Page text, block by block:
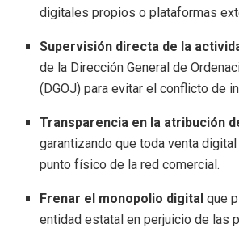
digitales propios o plataformas
Supervisión directa de la
de la Dirección General de
(DGOJ) para evitar el conflicto de
Transparencia en la atribución
garantizando que toda venta
punto físico de la red comercial.
Frenar el monopolio digital que
entidad estatal en perjuicio de las